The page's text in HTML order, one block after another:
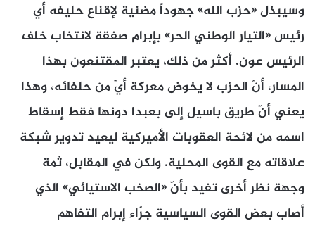
وسيبذل «حزب الله» جهوداً مضنية لإقناع حليفه أي
رئيس «التيار الوطني الحر» بإبرام صفقة لانتخاب خلف
الرئيس عون. أكثر من ذلك، يعتبر المقتنعون بهذا
المسار، أنّ الحزب لا يخوض معركة أيّ من حلفائه، وهذا
يعني أنّ طريق باسيل إلى بعبدا دونها فقط إسقاط
اسمه من لائحة العقوبات الأميركية ليعيد تدوير شبكة
علاقاته مع القوى المحلية. ولكن في المقابل، ثمة
وجهة نظر أخرى تفيد بأنّ «الصخب الاستيائي» الذي
أصاب بعض القوى السياسية جرّاء إبرام التفاهم